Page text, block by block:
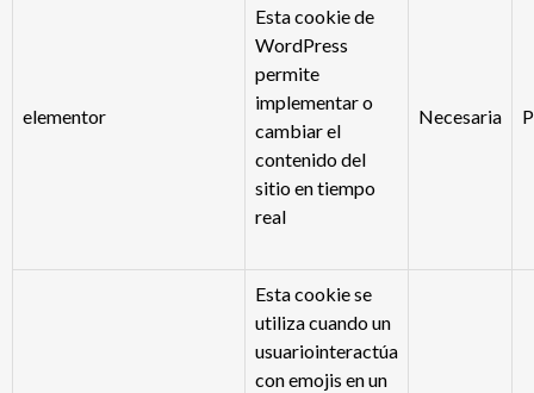
elementor
Esta cookie de
WordPress
permite
implementar o
cambiar el
contenido del
sitio en tiempo
real
Necesaria
Esta cookie se
utiliza cuando un
usuariointeractúa
con emojis en un